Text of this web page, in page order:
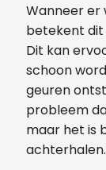
Wanneer er
betekent
Dit kan
schoon
geuren
probleem
maar het is
achterhalen.